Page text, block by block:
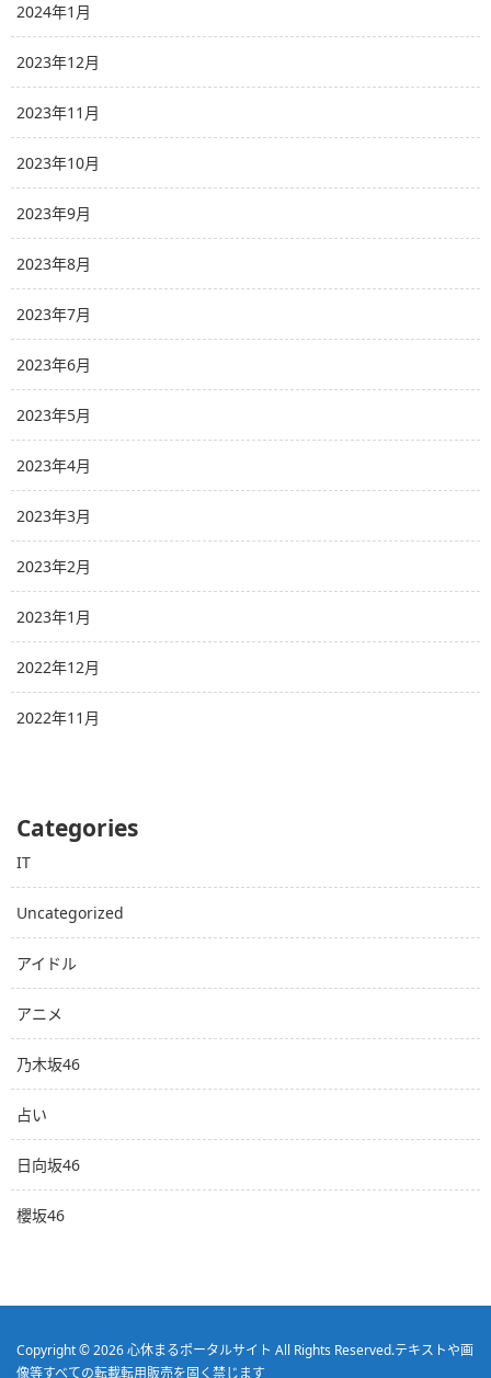
2024年1月
2023年12月
2023年11月
2023年10月
2023年9月
2023年8月
2023年7月
2023年6月
2023年5月
2023年4月
2023年3月
2023年2月
2023年1月
2022年12月
2022年11月
Categories
IT
Uncategorized
アイドル
アニメ
乃木坂46
占い
日向坂46
櫻坂46
Copyright © 2026心休まるポータルサイト All Rights Reserved.テキストや画
像等すべての転載転用販売を固く禁じます